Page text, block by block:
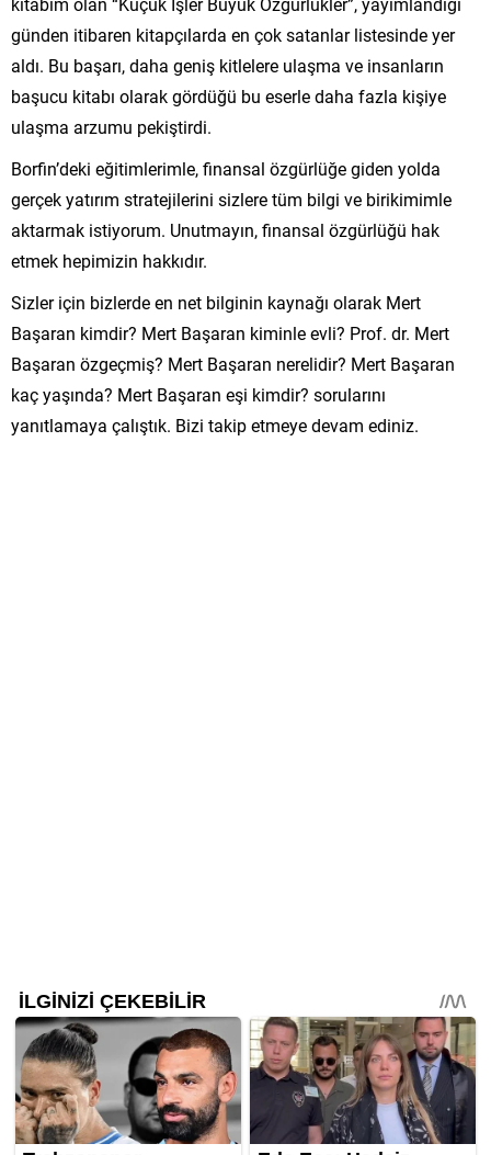
günden itibaren kitapçılarda en çok satanlar listesinde yer
aldı. Bu başarı, daha geniş kitlelere ulaşma ve insanların
başucu kitabı olarak gördüğü bu eserle daha fazla kişiye
ulaşma arzumu pekiştirdi.
Borfin’deki eğitimlerimle, finansal özgürlüğe giden yolda
gerçek yatırım stratejilerini sizlere tüm bilgi ve birikimimle
aktarmak istiyorum. Unutmayın, finansal özgürlüğü hak
etmek hepimizin hakkıdır.
Sizler için bizlerde en net bilginin kaynağı olarak Mert
Başaran kimdir? Mert Başaran kiminle evli? Prof. dr. Mert
Başaran özgeçmiş? Mert Başaran nerelidir? Mert Başaran
kaç yaşında? Mert Başaran eşi kimdir? sorularını
yanıtlamaya çalıştık. Bizi takip etmeye devam ediniz.